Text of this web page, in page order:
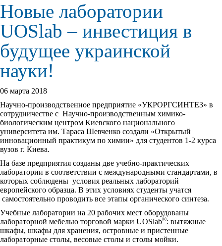
Новые лаборатории
UOSlab – инвестиция в
будущее украинской
науки!
06 марта 2018
Научно-производственное предприятие «УКРОРГСИНТЕЗ» в
сотрудничестве с Научно-производственным химико-
биологическим центром Киевского национального
университета им. Тараса Шевченко создали «Открытый
инновационный практикум по химии» для студентов 1-2 курса
вузов г. Киева.
На базе предприятия созданы две учебно-практических
лаборатории в соответствии с международными стандартами, в
которых соблюдены условия реальных лабораторий
европейского образца. В этих условиях студенты учатся
самостоятельно проводить все этапы органического синтеза.
Учебные лаборатории на 20 рабочих мест оборудованы
лабораторной мебелью торговой марки UOSlab®: вытяжные
шкафы, шкафы для хранения, островные и пристенные
лабораторные столы, весовые столы и столы мойки.